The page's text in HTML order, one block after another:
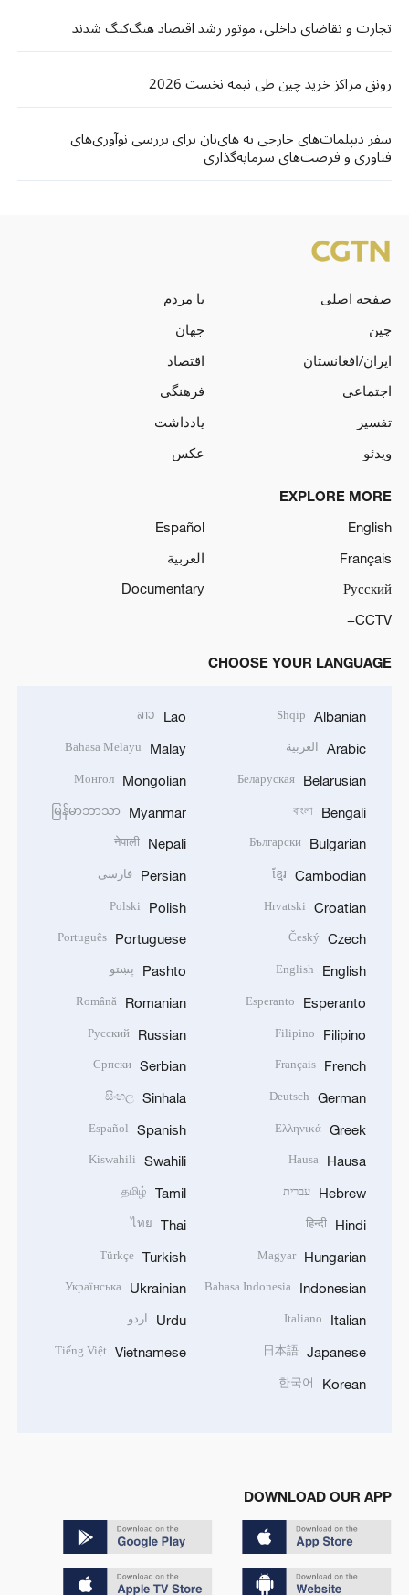
تجارت و تقاضای داخلی، موتور رشد اقتصاد هنگ‌کنگ شدند
رونق مراکز خرید چین طی نیمه نخست 2026
سفر دیپلمات‌های خارجی به های‌نان برای بررسی نوآوری‌های
فناوری و فرصت‌های سرمایه‌گذاری
صفحه اصلی
با مردم
چین
جهان
ایران/افغانستان
اقتصاد
اجتماعی
فرهنگی
تفسیر
یادداشت
ویدئو
عکس
EXPLORE MORE
English
Español
Français
العربية
Русский
Documentary
CCTV+
CHOOSE YOUR LANGUAGE
Albanian
Shqip
Arabic العربية
Belarusian
Беларуская
Bengali
বাংলা
Bulgarian
Български
Cambodian
ខ្មែរ
Croatian
Hrvatski
Czech
Český
English
English
Esperanto
Esperanto
Filipino
Filipino
French
Français
German
Deutsch
Greek
Ελληνικά
Hausa
Hausa
Hebrew עברית
Hindi
हिन्दी
Hungarian
Magyar
Indonesian
Bahasa Indonesia
Italian
Italiano
Japanese
日本語
Korean
한국어
Lao
ລາວ
Malay
Bahasa Melayu
Mongolian
Монгол
Myanmar
မြန်မာဘာသာ
Nepali
नेपाली
Persian فارسی
Polish
Polski
Portuguese
Português
Pashto پښتو
Romanian
Română
Russian
Русский
Serbian
Српски
Sinhala
සිංහල
Spanish
Español
Swahili
Kiswahili
Tamil
தமிழ்
Thai
ไทย
Turkish
Türkçe
Ukrainian
Українська
Urdu اردو
Vietnamese
Tiếng Việt
DOWNLOAD OUR APP